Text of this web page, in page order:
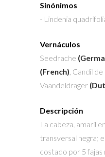
Sinónimos
- Lindenia
Vernáculos
Seedrache
(French), Candil
Vaandeldrager
Descripción
La cabeza,
transversal negra;
costado por 5 fajas